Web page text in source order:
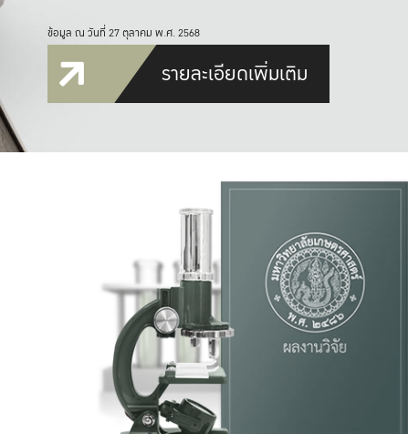
ข้อมูล ณ วันที่ 27 ตุลาคม พ.ศ. 2568
รายละเอียดเพิ่มเติม